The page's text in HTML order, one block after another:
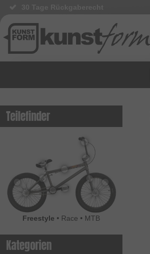
Teilefinder
Freestyle • Race • MTB
Kategorien